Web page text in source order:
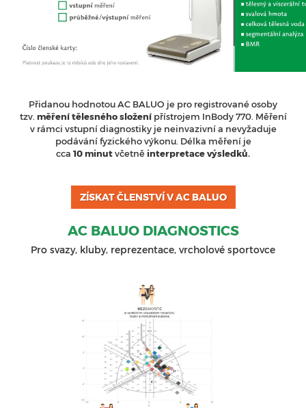
Přidanou hodnotou AC BALUO je pro registrované osoby
tzv. měřenítělesného složení přístrojem InBody 770. Měření
v rámci vstupní diagnostiky je neinvazivní a nevyžaduje
podávání fyzického výkonu. Délka měření je
cca 10 minutvčetně interpretace výsledků.
ZÍSKAT ČLENSTVÍ V AC BALUO
AC BALUO DIAGNOSTICS
Pro svazy, kluby, reprezentace, vrcholové sportovce